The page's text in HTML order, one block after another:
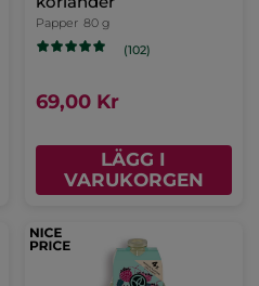
Papper 80 g
(102)
69,00 Kr
LÄGG I
VARUKORGEN